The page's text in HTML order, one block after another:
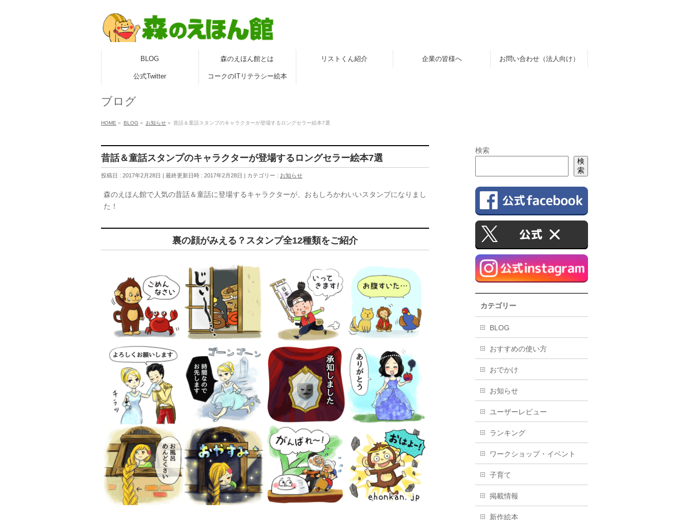
BLOG 森のえほん館とは リストくん紹介 企業の皆様へ お問い合わせ（法人向け）
公式Twitter コークのITリテラシー絵本
ブログ
HOME » BLOG » お知らせ » 昔話＆童話スタンプのキャラクターが登場するロングセラー絵本7選
昔話＆童話スタンプのキャラクターが登場するロングセラー絵本7選
投稿日 : 2017年2月28日 最終更新日時 : 2017年2月28日 カテゴリー : お知らせ
森のえほん館で人気の昔話＆童話に登場するキャラクターが、おもしろかわいいスタンプになりまし
た！
裏の顔がみえる？スタンプ全12種類をご紹介
検索
検
索
カテゴリー
BLOG
おすすめの使い方
おでかけ
お知らせ
ユーザーレビュー
ランキング
ワークショップ・イベント
子育て
掲載情報
新作絵本